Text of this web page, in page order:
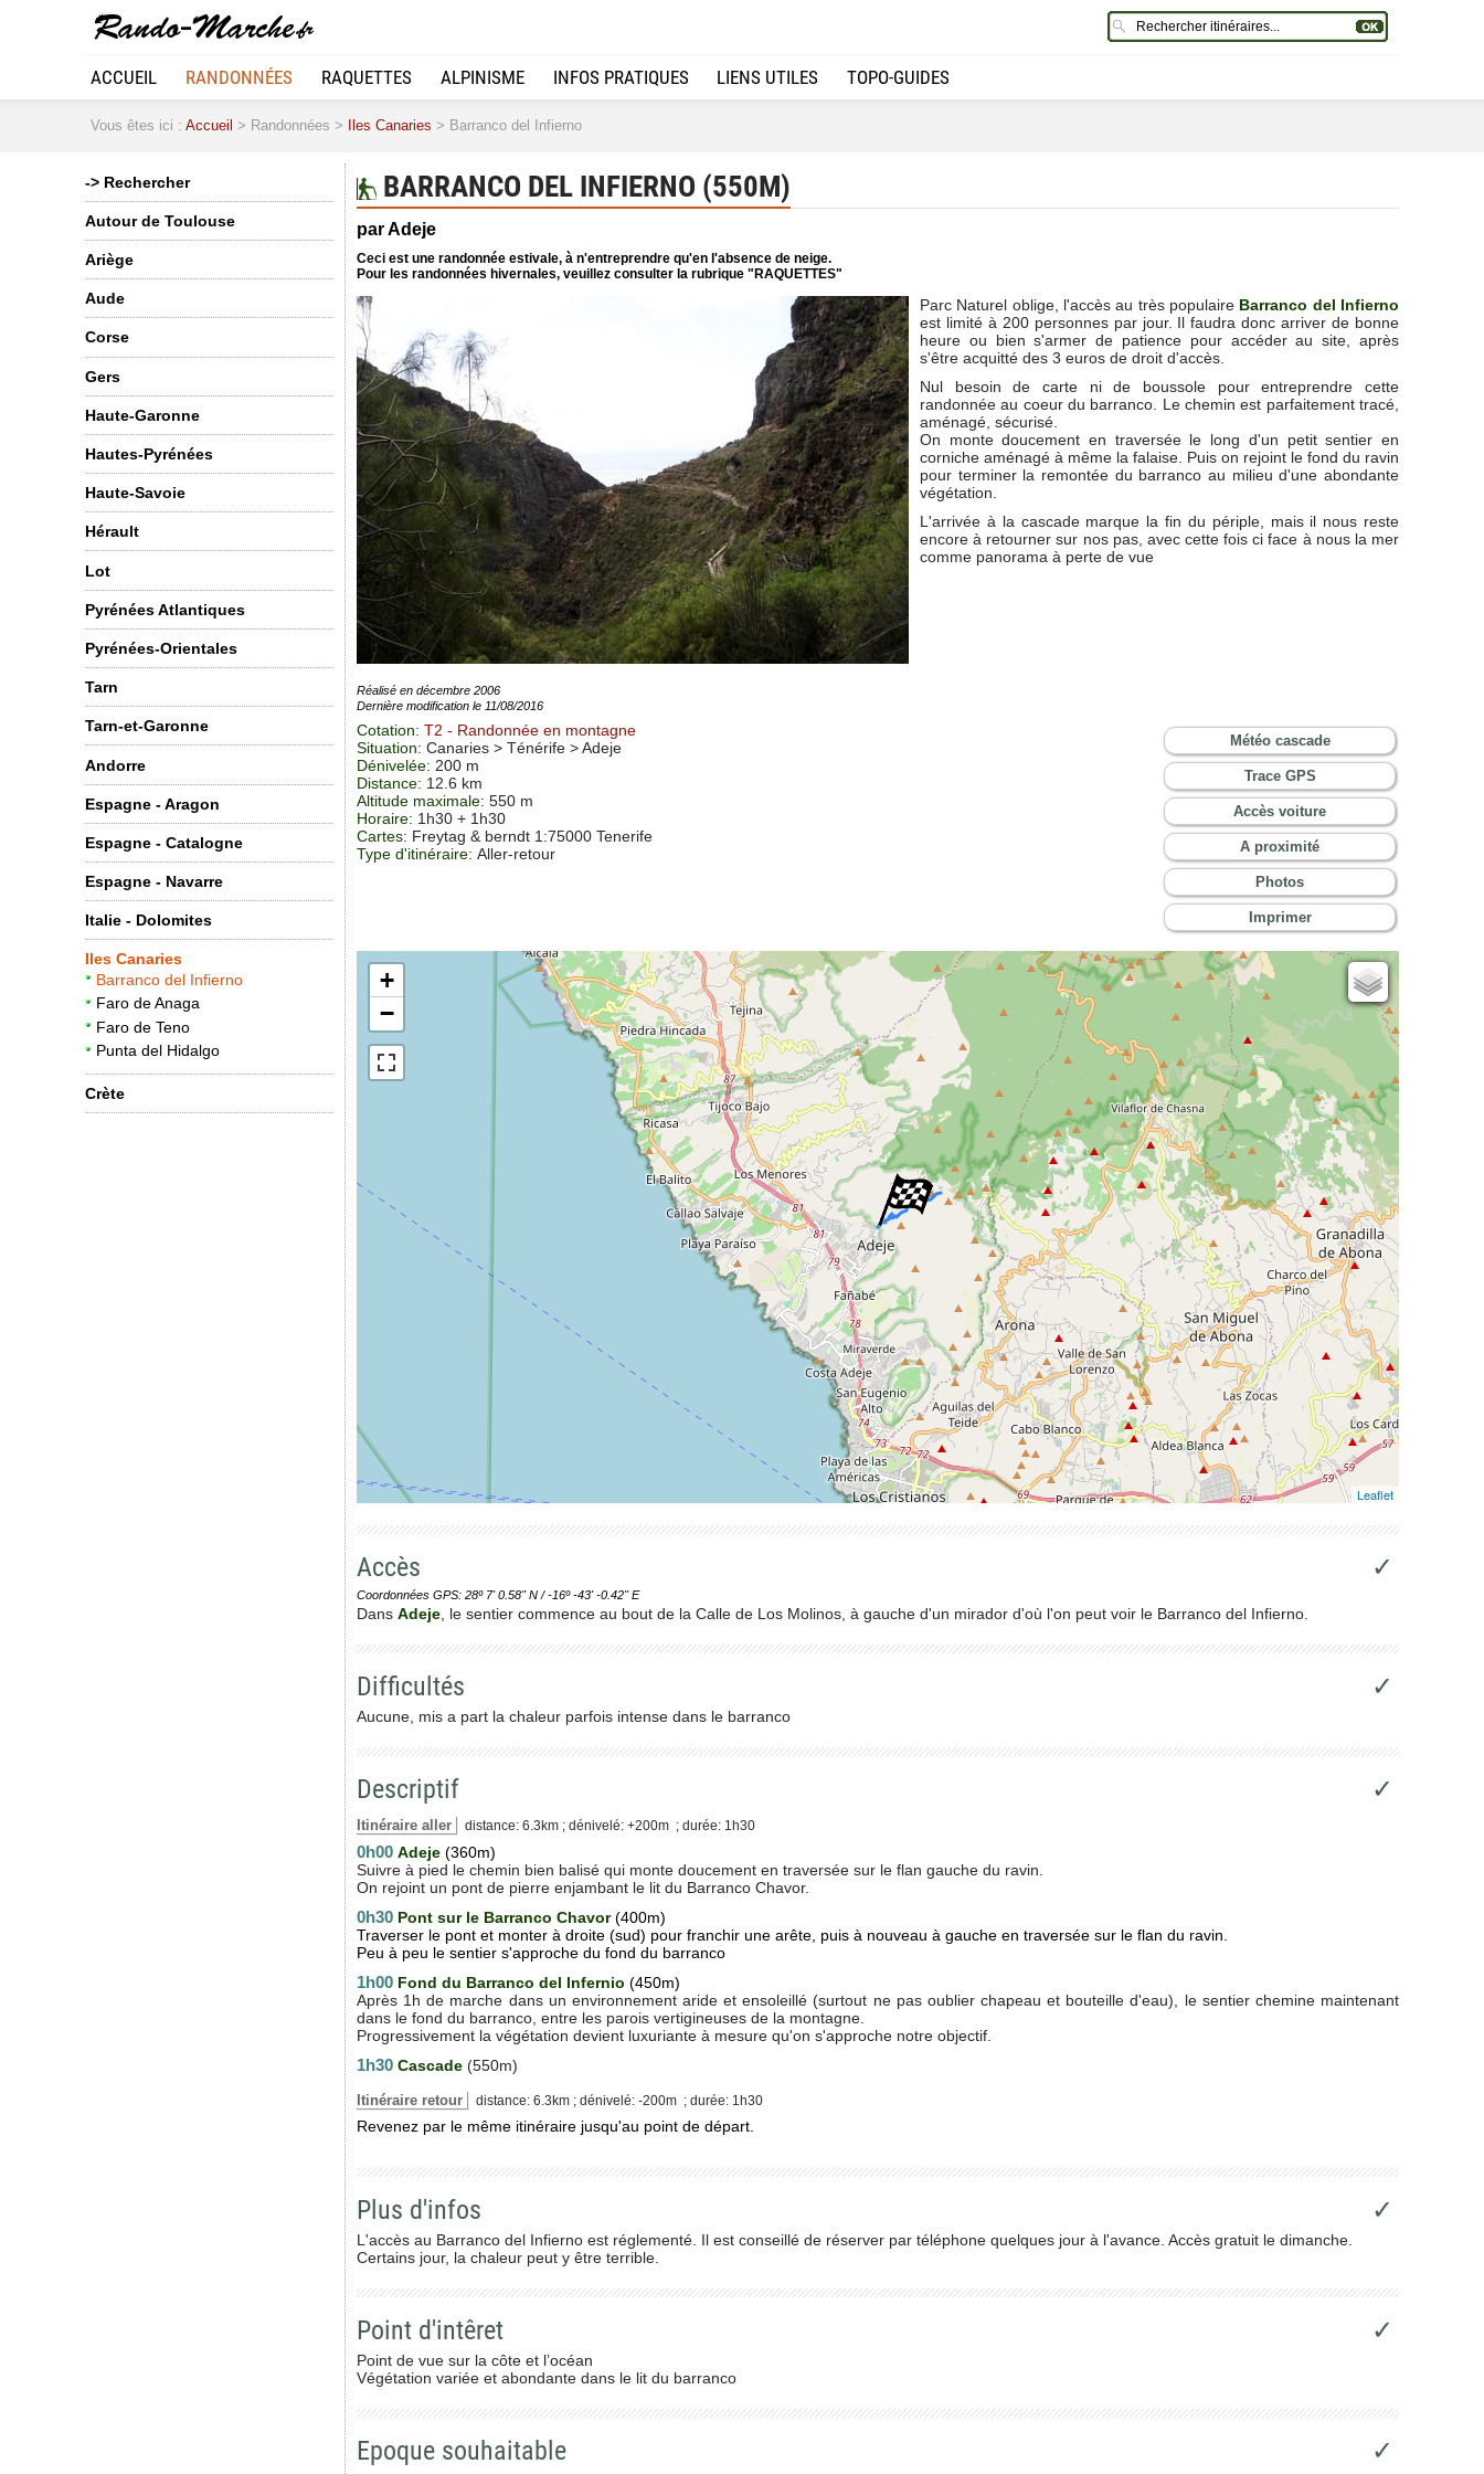
ACCUEIL RANDONNÉES RAQUETTES ALPINISME INFOS PRATIQUES LIENS UTILES TOPO-GUIDES
Vous êtes ici : Accueil > Randonnées > Iles Canaries > Barranco del Infierno
-> Rechercher
Autour de Toulouse
Ariège
Aude
Corse
Gers
Haute-Garonne
Hautes-Pyrénées
Haute-Savoie
Hérault
Lot
Pyrénées Atlantiques
Pyrénées-Orientales
Tarn
Tarn-et-Garonne
Andorre
Espagne - Aragon
Espagne - Catalogne
Espagne - Navarre
Italie - Dolomites
Iles Canaries
Barranco del Infierno
Faro de Anaga
Faro de Teno
Punta del Hidalgo
Crète
BARRANCO DEL INFIERNO (550M)
par Adeje
Ceci est une randonnée estivale, à n'entreprendre qu'en l'absence de neige.
Pour les randonnées hivernales, veuillez consulter la rubrique "RAQUETTES"
Parc Naturel oblige, l'accès au très populaire Barranco del Infierno
est limité à 200 personnes par jour. Il faudra donc arriver de bonne
heure ou bien s'armer de patience pour accéder au site, après
s'être acquitté des 3 euros de droit d'accès.
Nul besoin de carte ni de boussole pour entreprendre cette
randonnée au coeur du barranco. Le chemin est parfaitement tracé,
aménagé, sécurisé.
On monte doucement en traversée le long d'un petit sentier en
corniche aménagé à même la falaise. Puis on rejoint le fond du ravin
pour terminer la remontée du barranco au milieu d'une abondante
végétation.
L'arrivée à la cascade marque la fin du périple, mais il nous reste
encore à retourner sur nos pas, avec cette fois ci face à nous la mer
comme panorama à perte de vue
Réalisé en décembre 2006
Dernière modification le 11/08/2016
Cotation: T2 - Randonnée en montagne
Situation: Canaries > Ténérife >Adeje
Dénivelée: 200 m
Distance: 12.6 km
Altitude maximale: 550 m
Horaire: 1h30 + 1h30
Cartes: Freytag & berndt 1:75000 Tenerife
Type d'itinéraire: Aller-retour
Météo cascade
Trace GPS
Accès voiture
A proximité
Photos
Imprimer
+
−
Cartes IGN
Open Topo Map
Open Street Map
ESRI Word Imagery
Photographies aériennes
Leaflet
Accès ✓
Coordonnées GPS: 28º 7' 0.58'' N / -16º -43' -0.42'' E
Dans Adeje , le sentier commence au bout de la Calle de Los Molinos, à gauche d'un mirador d'où l'on peut voir le Barranco del Infierno.
Difficultés ✓
Aucune, mis a part la chaleur parfois intense dans le barranco
Descriptif ✓
Itinéraire aller distance: 6.3km ; dénivelé: +200m ; durée: 1h30
0h00 Adeje (360m)
Suivre à pied le chemin bien balisé qui monte doucement en traversée sur le flan gauche du ravin.
On rejoint un pont de pierre enjambant le lit du Barranco Chavor.
0h30 Pont sur le Barranco Chavor (400m)
Traverser le pont et monter à droite (sud) pour franchir une arête, puis à nouveau à gauche en traversée sur le flan du ravin.
Peu à peu le sentier s'approche du fond du barranco
1h00 Fond du Barranco del Infernio (450m)
Après 1h de marche dans un environnement aride et ensoleillé (surtout ne pas oublier chapeau et bouteille d'eau), le sentier chemine maintenant
dans le fond du barranco, entre les parois vertigineuses de la montagne.
Progressivement la végétation devient luxuriante à mesure qu'on s'approche notre objectif.
1h30 Cascade (550m)
Itinéraire retour distance: 6.3km ; dénivelé: -200m ; durée: 1h30
Revenez par le même itinéraire jusqu'au point de départ.
Plus d'infos ✓
L'accès au Barranco del Infierno est réglementé. Il est conseillé de réserver par téléphone quelques jour à l'avance. Accès gratuit le dimanche.
Certains jour, la chaleur peut y être terrible.
Point d'intêret ✓
Point de vue sur la côte et l’océan
Végétation variée et abondante dans le lit du barranco
Epoque souhaitable ✓